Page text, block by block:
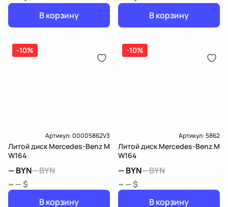
В корзину
В корзину
-10%
Артикул:00005862V3
Литой диск Mercedes-Benz M
W164
—BYN—BYN
~ — $
В корзину
-10%
Артикул:5862
Литой диск Mercedes-Benz M
W164
—BYN—BYN
~ — $
В корзину